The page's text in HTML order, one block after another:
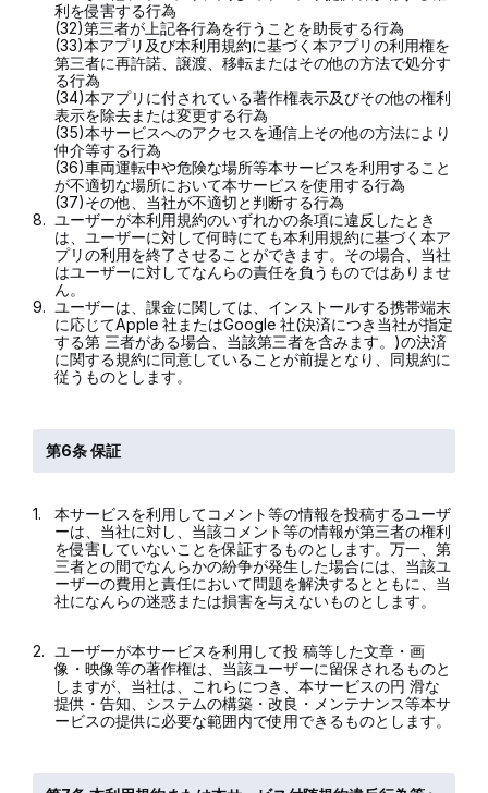
利を侵害する行為
(32)第三者が上記各行為を行うことを助長する行為
(33)本アプリ及び本利用規約に基づく本アプリの利用権を
第三者に再許諾、譲渡、移転またはその他の方法で処分す
る行為
(34)本アプリに付されている著作権表示及びその他の権利
表示を除去または変更する行為
(35)本サービスへのアクセスを通信上その他の方法により
仲介等する行為
(36)車両運転中や危険な場所等本サービスを利用すること
が不適切な場所において本サービスを使用する行為
(37)その他、当社が不適切と判断する行為
8. ユーザーが本利用規約のいずれかの条項に違反したとき
は、ユーザーに対して何時にても本利用規約に基づく本ア
プリの利用を終了させることができます。その場合、当社
はユーザーに対してなんらの責任を負うものではありませ
ん。
9. ユーザーは、課金に関しては、インストールする携帯端末
に応じてApple 社またはGoogle 社(決済につき当社が指定
する第 三者がある場合、当該第三者を含みます。)の決済
に関する規約に同意していることが前提となり、同規約に
従うものとします。
第6条 保証
1.
本サービスを利用してコメント等の情報を投稿するユーザ
ーは、当社に対し、当該コメント等の情報が第三者の権利
を侵害していないことを保証するものとします。万一、第
三者との間でなんらかの紛争が発生した場合には、当該ユ
ーザーの費用と責任において問題を解決するとともに、当
社になんらの迷惑または損害を与えないものとします。
2.
ユーザーが本サービスを利用して投 稿等した文章・画
像・映像等の著作権は、当該ユーザーに留保されるものと
しますが、当社は、これらにつき、本サービスの円 滑な
提供・告知、システムの構築・改良・メンテナンス等本サ
ービスの提供に必要な範囲内で使用できるものとします。